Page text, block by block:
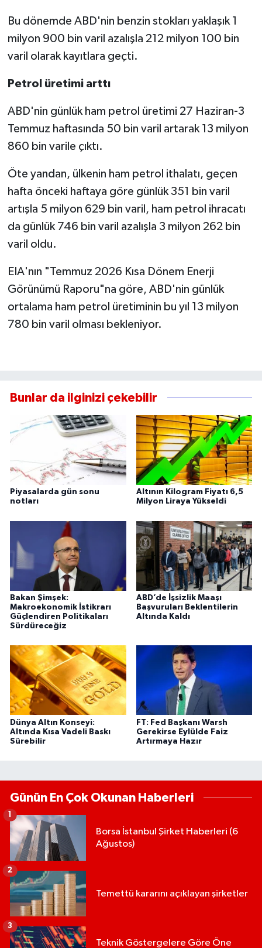
Bu dönemde ABD'nin benzin stokları yaklaşık 1
milyon 900 bin varil azalışla 212 milyon 100 bin
varil olarak kayıtlara geçti.
Petrol üretimi arttı
ABD'nin günlük ham petrol üretimi 27 Haziran-3
Temmuz haftasında 50 bin varil artarak 13 milyon
860 bin varile çıktı.
Öte yandan, ülkenin ham petrol ithalatı, geçen
hafta önceki haftaya göre günlük 351 bin varil
artışla 5 milyon 629 bin varil, ham petrol ihracatı
da günlük 746 bin varil azalışla 3 milyon 262 bin
varil oldu.
EIA'nın "Temmuz 2026 Kısa Dönem Enerji
Görünümü Raporu"na göre, ABD'nin günlük
ortalama ham petrol üretiminin bu yıl 13 milyon
780 bin varil olması bekleniyor.
Bunlar da ilginizi çekebilir
Piyasalarda gün sonu
notları
Altının Kilogram Fiyatı 6,5
Milyon Liraya Yükseldi
Bakan Şimşek:
Makroekonomik İstikrarı
Güçlendiren Politikaları
Sürdüreceğiz
ABD’de İşsizlik Maaşı
Başvuruları Beklentilerin
Altında Kaldı
Dünya Altın Konseyi:
Altında Kısa Vadeli Baskı
Sürebilir
FT: Fed Başkanı Warsh
Gerekirse Eylülde Faiz
Artırmaya Hazır
Günün En Çok Okunan Haberleri
Borsa İstanbul Şirket Haberleri (6
Ağustos)
Temettü kararını açıklayan şirketler
2
Teknik Göstergelere Göre Öne
3